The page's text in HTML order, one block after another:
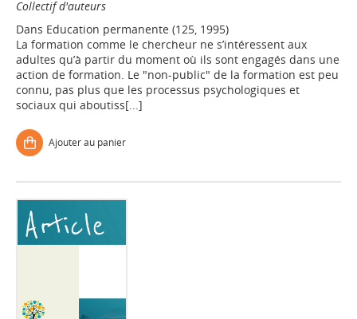
Collectif d'auteurs
Dans Education permanente (125, 1995)
La formation comme le chercheur ne s’intéressent aux
adultes qu’à partir du moment où ils sont engagés dans une
action de formation. Le "non-public" de la formation est peu
connu, pas plus que les processus psychologiques et
sociaux qui aboutiss[...]
Ajouter au panier